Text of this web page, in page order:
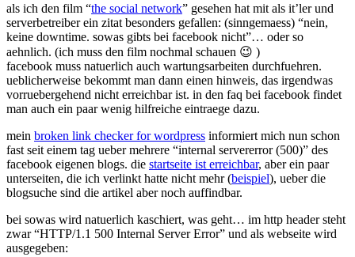
enttaeuscht
mich
als ich den film “the social network” gesehen hat mit als it’ler und
serverbetreiber ein zitat besonders gefallen: (sinngemaess) “nein,
keine downtime. sowas gibts bei facebook nicht”… oder so
aehnlich. (ich muss den film nochmal schauen 😉 )
facebook muss natuerlich auch wartungsarbeiten durchfuehren.
ueblicherweise bekommt man dann einen hinweis, das irgendwas
vorruebergehend nicht erreichbar ist. in den faq bei facebook findet
man auch ein paar wenig hilfreiche eintraege dazu.
mein broken link checker for wordpress informiert mich nun schon
fast seit einem tag ueber mehrere “internal servererror (500)” des
facebook eigenen blogs. die startseite ist erreichbar, aber ein paar
unterseiten, die ich verlinkt hatte nicht mehr (beispiel), ueber die
blogsuche sind die artikel aber noch auffindbar.
bei sowas wird natuerlich kaschiert, was geht… im http header steht
zwar “HTTP/1.1 500 Internal Server Error” und als webseite wird
ausgegeben: